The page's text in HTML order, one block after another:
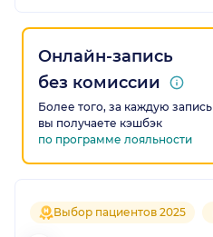
Онлайн-запись
без комиссии
Более того, за каждую запись
вы получаете кэшбэк
по программе лояльности
Выбор пациентов 2025